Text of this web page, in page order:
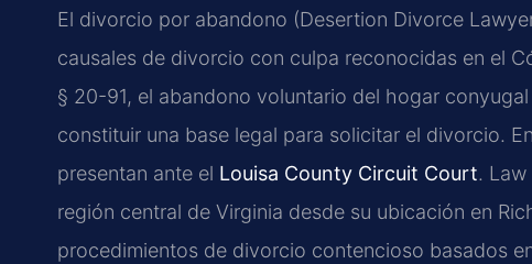
El divorcio por abandono (Desertion Divorce
causales de divorcio con culpa reconocidas en el
§ 20-91, el abandono voluntario del hogar
constituir una base legal para solicitar el divorcio.
presentan ante el Louisa County Circuit Court. Law
región central de Virginia desde su ubicación en
procedimientos de divorcio contencioso basados